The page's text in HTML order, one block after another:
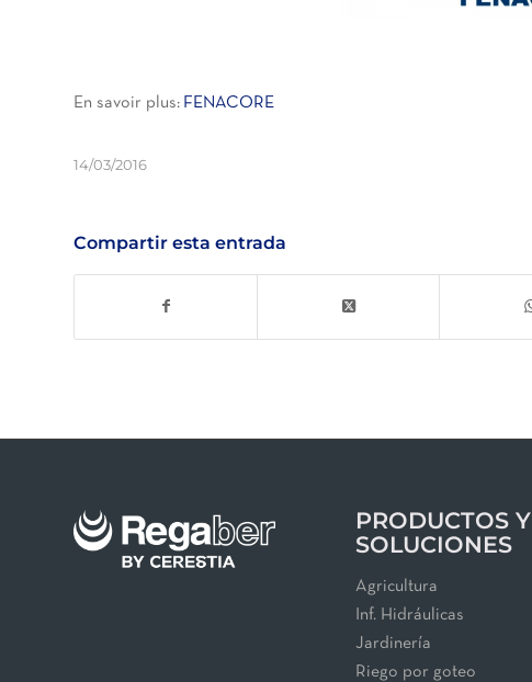
En savoir plus: FENACORE
14/03/2016
Compartir esta entrada
PRODUCTOS Y
SOLUCIONES
Agricultura
Inf. Hidráulicas
Jardinería
Riego por goteo